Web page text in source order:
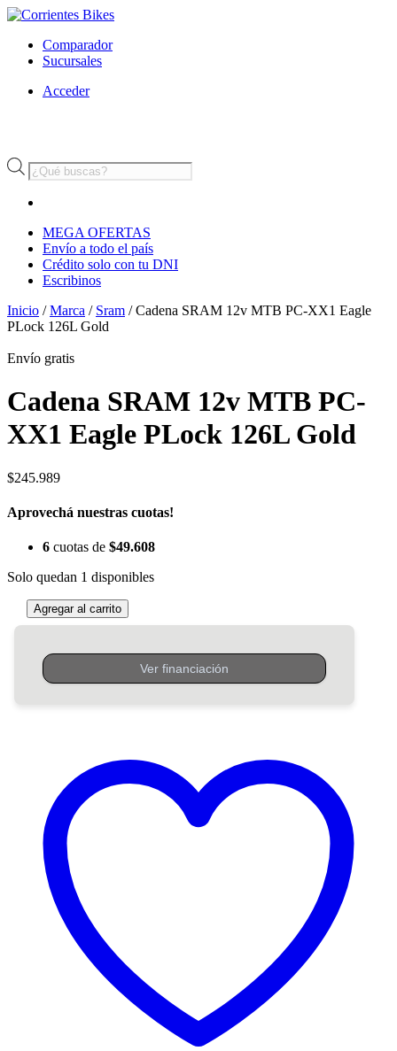
Comparador
Sucursales
Acceder
Búsqueda
de
MEGA OFERTAS
Envío a todo el país
Crédito solo con tu DNI
Escribinos
Inicio /Marca / Sram / Cadena SRAM 12v MTB PC-XX1 Eagle
PLock 126L Gold
Envío gratis
Cadena SRAM 12v MTB PC-
XX1 Eagle PLock 126L Gold
$245.989
Aprovechá nuestras cuotas!
6 cuotas de $49.608
Solo quedan 1 disponibles
Cadena
Agregar al carrito